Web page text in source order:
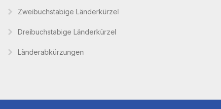
Zweibuchstabige Länderkürzel
Dreibuchstabige Länderkürzel
Länderabkürzungen